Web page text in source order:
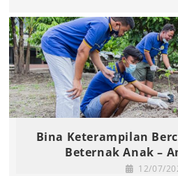
Bina Keterampilan
Beternak Anak –
12/07/